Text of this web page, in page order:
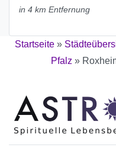
in 4 km Entfernung
Startseite »
Pfalz »